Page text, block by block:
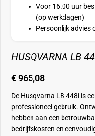
Voor 16.00 uur
(op werkdagen)
Persoonlijk advies
HUSQVARNA LB
€965,08
De Husqvarna LB 448i is
professioneel gebruik.
hebben aan een
bedrijfskosten en